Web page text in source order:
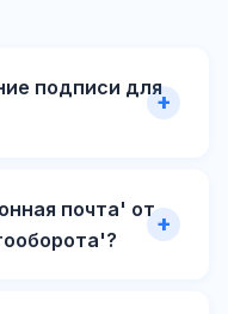
подписи для
почта' от